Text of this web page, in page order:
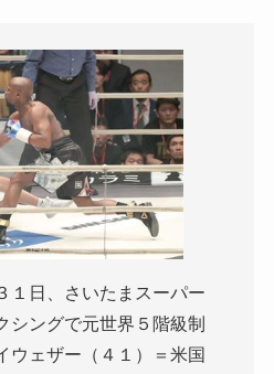
１日、さいたまスーパー
シングで元世界５階級制
ウェザー（４１）＝米国